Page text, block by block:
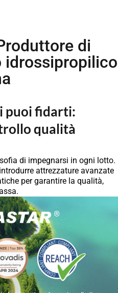
di
idrossipropilico
puoi fidarti:
qualità
di impegnarsi in ogni lotto.
attrezzature avanzate
per garantire la qualità,